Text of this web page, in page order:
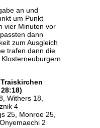
an und
um Punkt
vier Minuten vor
dann
zum Ausgleich
trafen dann die
Withers 18,
4
25, Monroe 25,
2